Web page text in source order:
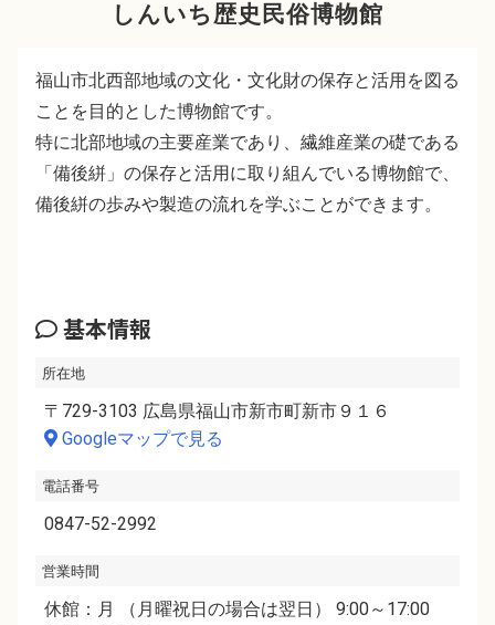
しんいち歴史民俗博物館
福山市北西部地域の文化・文化財の保存と活用を図る
ことを目的とした博物館です。
特に北部地域の主要産業であり、繊維産業の礎である
「備後絣」の保存と活用に取り組んでいる博物館で、
備後絣の歩みや製造の流れを学ぶことができます。
基本情報
所在地
〒729-3103 広島県福山市新市町新市９１６
Googleマップで見る
電話番号
0847-52-2992
営業時間
休館：月 （月曜祝日の場合は翌日） 9:00～17:00